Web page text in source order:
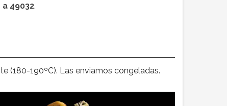
49032.
(180-190ºC). Las enviamos congeladas.